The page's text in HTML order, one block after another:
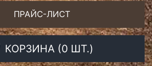
ПРАЙС-ЛИСТ
КОРЗИНА (0 ШТ.)